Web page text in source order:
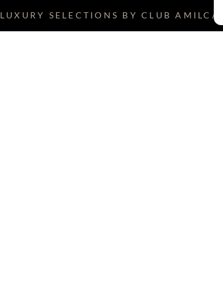
LUXURY SELECTIONS BY CLUB AMILCAR